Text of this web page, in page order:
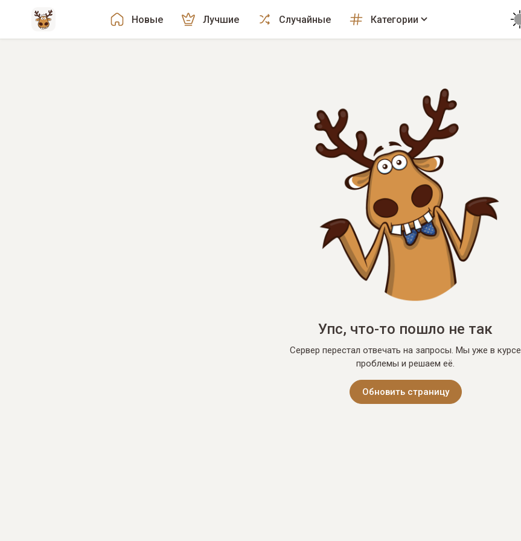
Новые Лучшие Случайные Категории
Упс, что-то пошло не так
Сервер перестал отвечать на запросы. Мы уже в курсе
проблемы и решаем её.
Обновить страницу